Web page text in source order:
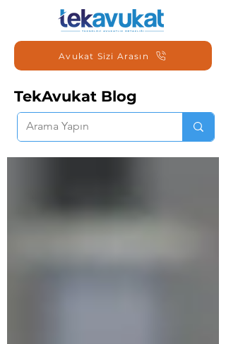
Avukat Sizi Arasın
TekAvukat Blog